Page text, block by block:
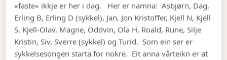
«faste» ikkje er her i dag. Her er namna: Asbjørn, Dag,
Erling B, Erling D (sykkel), Jan, Jon Kristoffer, Kjell N, Kjell
S, Kjell-Olav, Magne, Oddvin, Ola H, Roald, Rune, Silje
Kristin, Siv, Sverre (sykkel) og Turid. Som ein ser er
sykkelsesongen starta for nokre. Eit anna vårteikn er at